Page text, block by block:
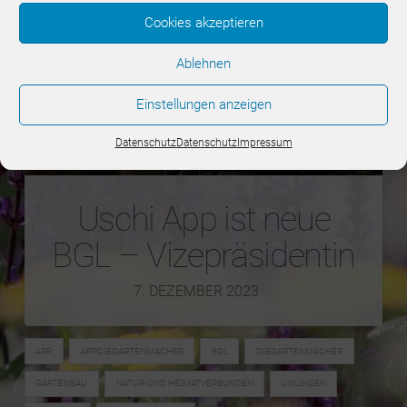
Cookies akzeptieren
Ablehnen
Einstellungen anzeigen
DatenschutzDatenschutzImpressum
Uschi App ist neue
BGL – Vizepräsidentin
7. DEZEMBER 2023
APP APPDIEGARTENMACHER BGL DIEGARTENMACHER
GARTENBAU NATUR-UND HEIMATVERBUNDEN UNLINGEN